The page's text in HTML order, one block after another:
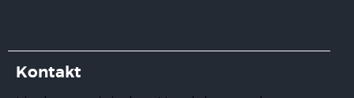
Kontakt